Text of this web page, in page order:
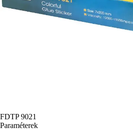
FDTP 9021
Paraméterek